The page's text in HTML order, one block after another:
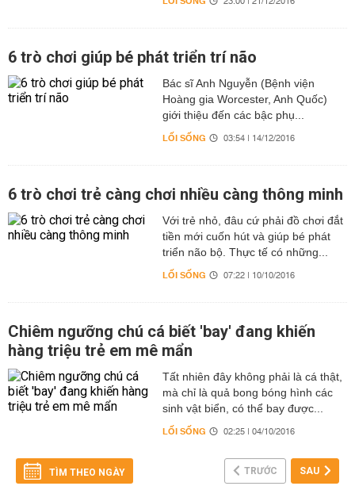
6 trò chơi giúp bé phát triển trí não
Bác sĩ Anh Nguyễn (Bệnh viện
Hoàng gia Worcester, Anh Quốc)
giới thiệu đến các bậc phụ...
LỐI SỐNG 03:54 | 14/12/2016
6 trò chơi trẻ càng chơi nhiều càng thông minh
Với trẻ nhỏ, đâu cứ phải đồ chơi đắt
tiền mới cuốn hút và giúp bé phát
triển não bộ. Thực tế có những...
LỐI SỐNG 07:22 | 10/10/2016
Chiêm ngưỡng chú cá biết 'bay' đang khiến
hàng triệu trẻ em mê mẩn
Tất nhiên đây không phải là cá thật,
mà chỉ là quả bong bóng hình các
sinh vật biển, có thể bay được...
LỐI SỐNG 02:25 | 04/10/2016
TÌM THEO NGÀY TRƯỚC SAU